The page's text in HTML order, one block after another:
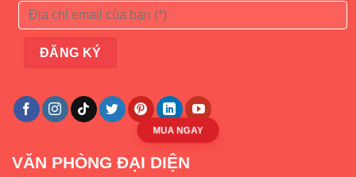
VĂN PHÒNG ĐẠI DIỆN
MUA NGAY